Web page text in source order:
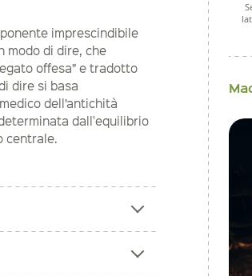
imprescindibile
modo di dire, che
offesa” e tradotto
dire si basa
dell’antichità
dall'equilibrio
centrale.